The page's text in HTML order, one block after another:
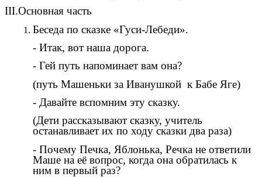
III.Основная часть
Беседа по сказке «Гуси-Лебеди».
- Итак, вот наша дорога.
- Гей путь напоминает вам она?
(путь Машеньки за Иванушкой к Бабе Яге)
- Давайте вспомним эту сказку.
(Дети рассказывают сказку, учитель
останавливает их по ходу сказки два раза)
- Почему Печка, Яблонька, Речка не ответили
Маше на её вопрос, когда она обратилась к
ним в первый раз?